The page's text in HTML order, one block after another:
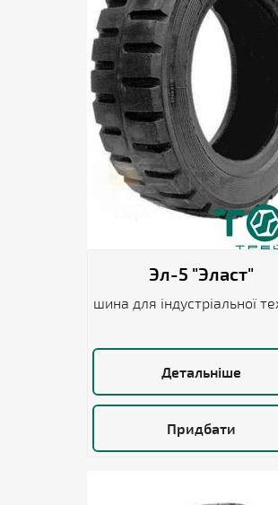
Эл-5 "Эласт"
шина для індустріальної
Детальніше
Придбати